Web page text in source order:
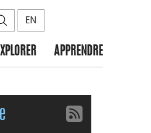
Rechercher
EN
APPRENDRE